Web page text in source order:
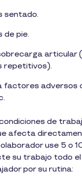
sentado.
de pie.
articular
repetitivos).
factores adversos
de
afecta
use 5 o
su trabajo todo el
por su rutina: